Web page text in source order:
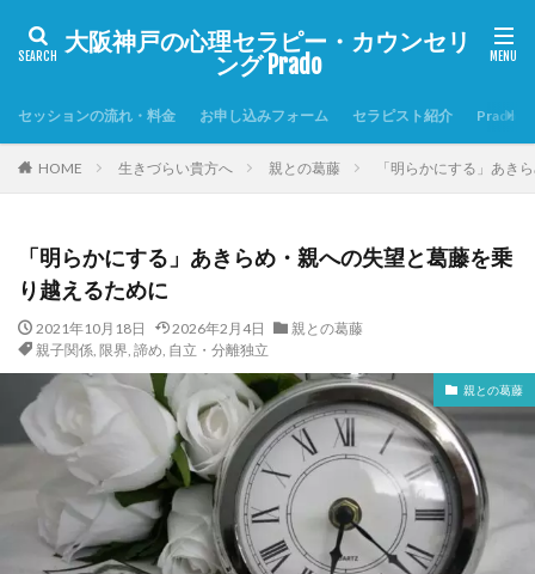
大阪神戸の心理セラピー・カウンセリ
ング Prado
セッションの流れ・料金 お申し込みフォーム セラピスト紹介 Pradoへ
HOME 生きづらい貴方へ 親との葛藤 「明らかにする」あき
「明らかにする」あきらめ・親への失望と葛藤を乗
り越えるために
2021年10月18日 2026年2月4日
親との葛藤
親子関係, 限界, 諦め, 自立・分離独立
親との葛藤